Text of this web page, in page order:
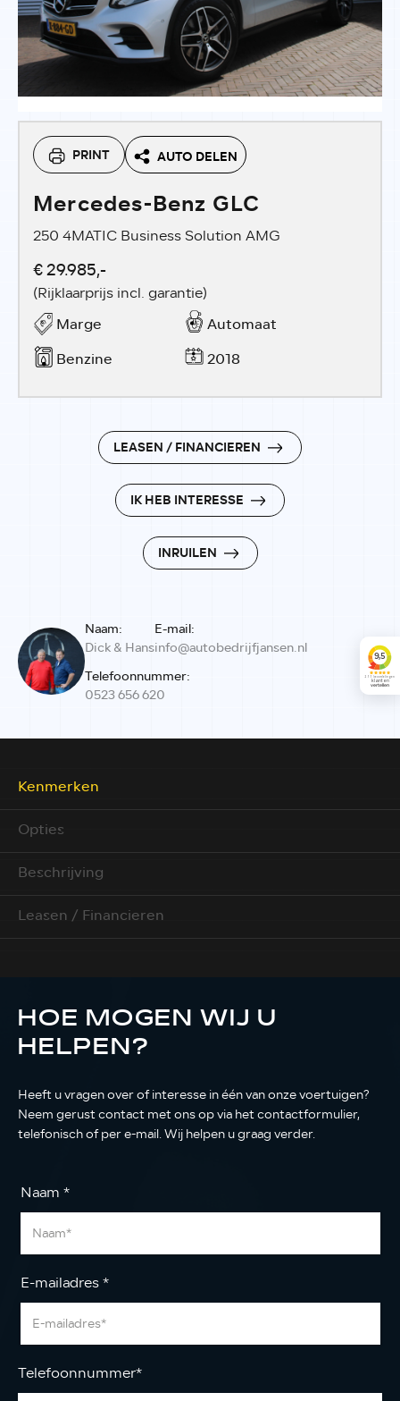
PRINT AUTO DELEN
Mercedes-Benz GLC
250 4MATIC Business Solution AMG
€ 29.985,-
(Rijklaarprijs incl. garantie)
Marge
Automaat
Benzine
2018
LEASEN / FINANCIEREN
IK HEB INTERESSE
INRUILEN
Naam:
Dick & Hans
E-mail:
info@autobedrijfjansen.nl
Telefoonnummer:
0523 656 620
Kenmerken
Opties
Beschrijving
Leasen / Financieren
HOE MOGEN WIJ U
HELPEN?
Heeft u vragen over of interesse in één van onze voertuigen?
Neem gerust contact met ons op via het contactformulier,
telefonisch of per e-mail. Wij helpen u graag verder.
Naam *
E-mailadres*
Telefoonnummer*